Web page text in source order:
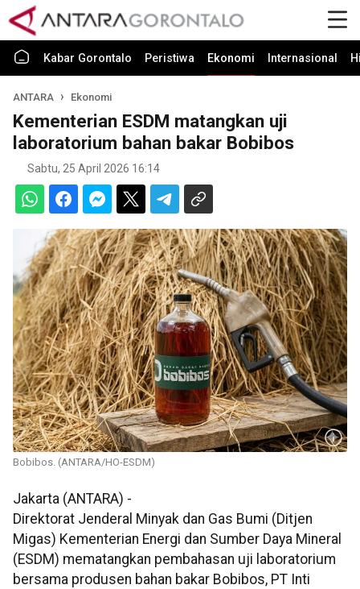
Kabar Gorontalo Peristiwa Ekonomi Internasional
ANTARA Ekonomi
Kementerian ESDM matangkan uji
laboratorium bahan bakar Bobibos
Sabtu, 25 April 2026 16:14
Bobibos. (ANTARA/HO-ESDM)
Jakarta (ANTARA) -
Direktorat Jenderal Minyak dan Gas Bumi (Ditjen
Migas) Kementerian Energi dan Sumber Daya Mineral
(ESDM) mematangkan pembahasan uji laboratorium
bersama produsen bahan bakar Bobibos, PT Inti